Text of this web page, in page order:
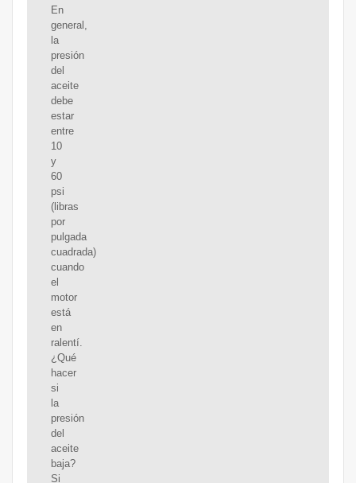
En
general,
la
presión
del
aceite
debe
estar
entre
10
y
60
psi
(libras
por
pulgada
cuadrada)
cuando
el
motor
está
en
ralentí.
¿Qué
hacer
si
la
presión
del
aceite
baja?
Si